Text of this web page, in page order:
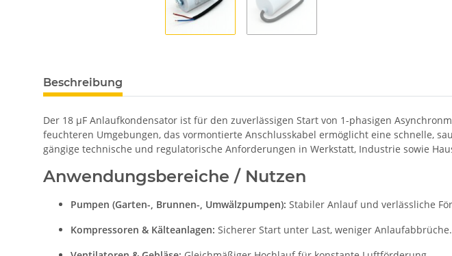
Beschreibung
Der 18 µF Anlaufkondensator ist für den zuverlässigen Start von 1-phasigen
feuchteren Umgebungen, das vormontierte Anschlusskabel ermöglicht eine schnelle,
gängige technische und regulatorische Anforderungen in Werkstatt, Industrie sowie
Anwendungsbereiche / Nutzen
Pumpen (Garten-, Brunnen-, Umwälzpumpen): Stabiler Anlauf und verlässliche
Kompressoren & Kälteanlagen: Sicherer Start unter Last, weniger Anlaufabbrüche.